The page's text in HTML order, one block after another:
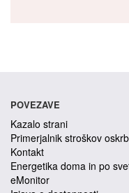
POVEZAVE
Kazalo strani
Primerjalnik stroškov
Kontakt
Energetika doma in po
eMonitor